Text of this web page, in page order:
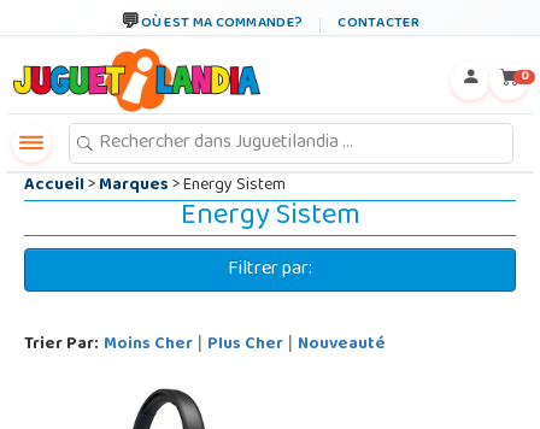
OÙ EST MA COMMANDE? CONTACTER
0
Accueil>Marques> Energy Sistem
Energy Sistem
Filtrer par:
Trier Par: Moins Cher | Plus Cher | Nouveauté